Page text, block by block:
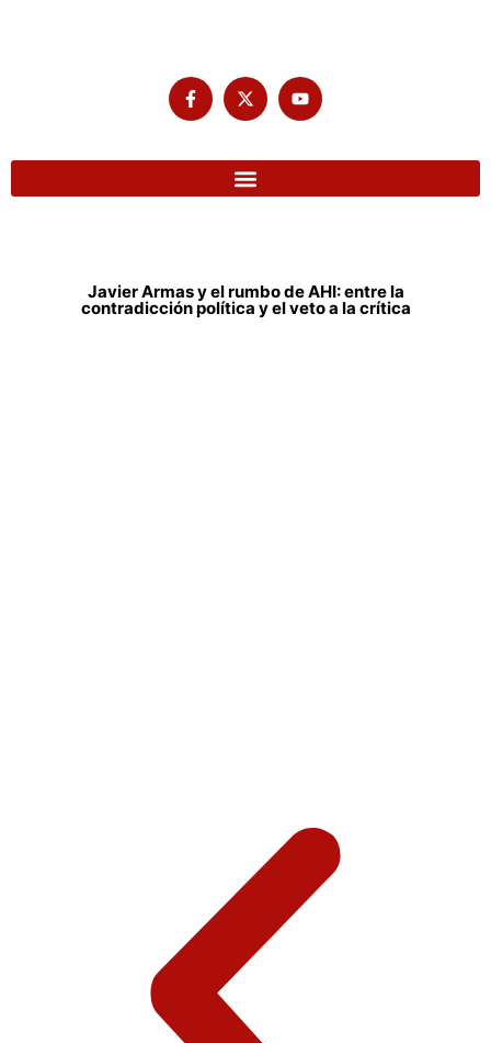
Javier Armas y el rumbo de AHI: entre la
contradicción política y el veto a la crítica